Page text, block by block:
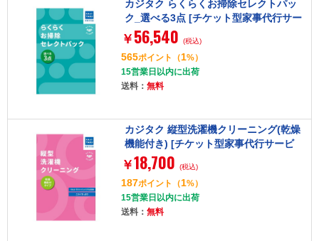
カジタク らくらくお掃除セレクトパッ
ク_選べる3点 [チケット型家事代行サー
ビス]
￥ 56,540 (税込)
565ポイント （1%）
15営業日以内に出荷
送料： 無料
カジタク 縦型洗濯機クリーニング(乾燥
機能付き) [チケット型家事代行サービ
ス]
￥18,700 (税込)
187ポイント （1%）
15営業日以内に出荷
送料： 無料